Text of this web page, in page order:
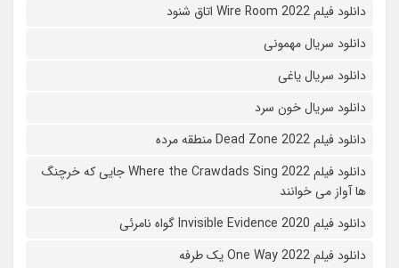
دانلود فیلم Wire Room 2022 اتاق شنود
دانلود سریال مهمونی
دانلود سریال یاغی
دانلود سریال خون سرد
دانلود فیلم 2022 Dead Zone منطقه مرده
دانلود فیلم Where the Crawdads Sing 2022 جایی که خرچنگ
ها آواز می خوانند
دانلود فیلم 2020 Invisible Evidence گواه نامرئی
دانلود فیلم One Way 2022 یک طرفه